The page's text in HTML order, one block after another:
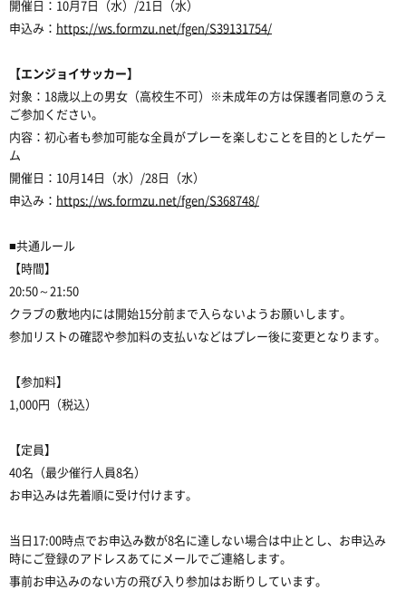
開催日：10月7日（水）/21日（水）
申込み： https://ws.formzu.net/fgen/S39131754/
【エンジョイサッカー】
対象：18歳以上の男女（高校生不可）※未成年の方は保護者同意のうえ
ご参加ください。
内容：初心者も参加可能な全員がプレーを楽しむことを目的としたゲー
ム
開催日：10月14日（水）/28日（水）
申込み： https://ws.formzu.net/fgen/S368748/
■共通ルール
【時間】
20:50～21:50
クラブの敷地内には開始15分前まで入らないようお願いします。
参加リストの確認や参加料の支払いなどはプレー後に変更となります。
【参加料】
1,000円（税込）
【定員】
40名（最少催行人員8名）
お申込みは先着順に受け付けます。
当日17:00時点でお申込み数が8名に達しない場合は中止とし、お申込み
時にご登録のアドレスあてにメールでご連絡します。
事前お申込みのない方の飛び入り参加はお断りしています。